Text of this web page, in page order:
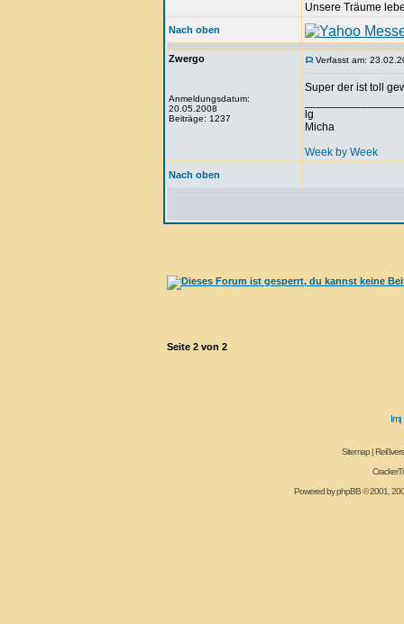
Unsere Träume
Nach oben
Zwergo
Anmeldungsdatum:
20.05.2008
Beiträge: 1237
Verfasst am:
Super der ist toll
lg
Micha
Week by Week
Nach oben
Seite 2 von 2
Sitemap|
Powered byphpBB© 2001,